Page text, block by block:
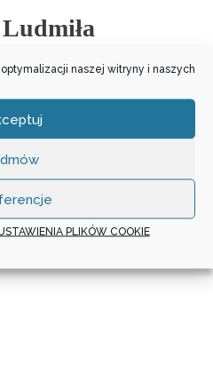
naszej witryny i naszych
PLIKÓW COOKIE
Chwała i
Boskim Sakramencie.
w wieczności,
Jezu, ma miłości. AMEN.